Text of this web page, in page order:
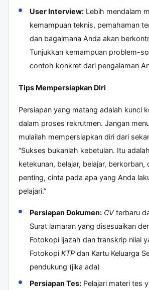
User Interview:Lebih mendalam
kemampuan teknis, pemahaman
dan bagaimana Anda akan
Tunjukkan kemampuan problem-
contoh konkret dari pengalaman
Tips Mempersiapkan Diri
Persiapan yang matang adalah kunci
dalam proses rekrutmen. Jangan
mulailah mempersiapkan diri dari
“Sukses bukanlah kebetulan. Itu
ketekunan, belajar, belajar, berkorban,
penting, cinta pada apa yang Anda
pelajari.”
Persiapan Dokumen: CVterbaru
Surat lamaran yang disesuaikan
Fotokopi ijazah dan transkrip nilai
Fotokopi KTPdan Kartu Keluarga
pendukung (jika ada)
Persiapan Tes:Pelajari materi tes